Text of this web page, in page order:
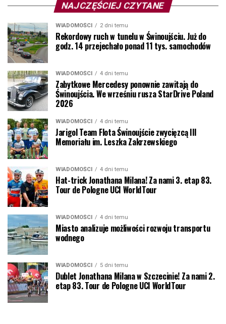
NAJCZĘŚCIEJ CZYTANE
WIADOMOŚCI 2 dni temu
Rekordowy ruch w tunelu w Świnoujściu. Już do
godz. 14 przejechało ponad 11 tys. samochodów
WIADOMOŚCI 4 dni temu
Zabytkowe Mercedesy ponownie zawitają do
Świnoujścia. We wrześniu rusza StarDrive Poland
2026
WIADOMOŚCI 4 dni temu
Jarigol Team Flota Świnoujście zwycięzcą III
Memoriału im. Leszka Zakrzewskiego
WIADOMOŚCI 4 dni temu
Hat-trick Jonathana Milana! Za nami 3. etap 83.
Tour de Pologne UCI WorldTour
WIADOMOŚCI 4 dni temu
Miasto analizuje możliwości rozwoju transportu
wodnego
WIADOMOŚCI 5 dni temu
Dublet Jonathana Milana w Szczecinie! Za nami 2.
etap 83. Tour de Pologne UCI WorldTour